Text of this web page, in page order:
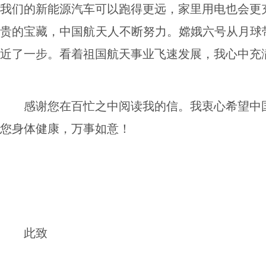
我们的新能源汽车可以跑得更远，家里用电也会
贵的宝藏，中国航天人不断努力。嫦娥六号从月
近了一步。看着祖国航天事业飞速发展，我心中充
感谢您在百忙之中阅读我的信。我衷心希望
您身体健康，万事如意！
此致